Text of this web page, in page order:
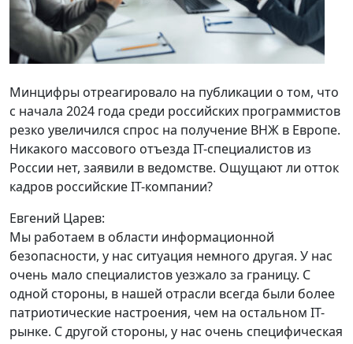
Минцифры отреагировало на публикации о том, что
с начала 2024 года среди российских программистов
резко увеличился спрос на получение ВНЖ в Европе.
Никакого массового отъезда IT-специалистов из
России нет, заявили в ведомстве. Ощущают ли отток
кадров российские IT-компании?
Евгений Царев:
Мы работаем в области информационной
безопасности, у нас ситуация немного другая. У нас
очень мало специалистов уезжало за границу. С
одной стороны, в нашей отрасли всегда были более
патриотические настроения, чем на остальном IT-
рынке. С другой стороны, у нас очень специфическая